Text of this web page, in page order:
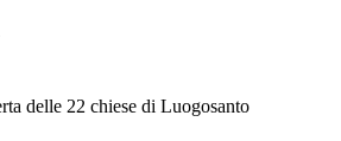
delle 22 chiese di Luogosanto